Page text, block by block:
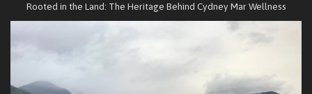
Rooted in the Land: The Heritage Behind Cydney Mar Wellness